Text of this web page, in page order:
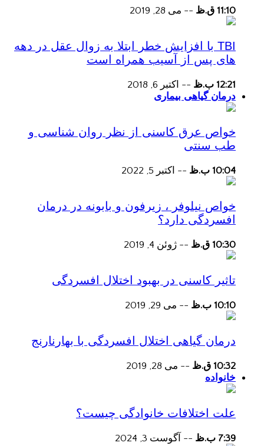
11:10 ق.ظ -- می 28, 2019
TBI با افزایش خطر ابتلا به زوال عقل در دهه
های پس از آسیب همراه است
12:21 ب.ظ -- اکتبر 6, 2018
درمان گیاهی بیماری
خواص عرق کاسنی از نظر روان شناسی و
طب سنتی
10:04 ب.ظ -- اکتبر 5, 2022
خواص نیلوفر ، زیرفون و بابونه در درمان
افسردگی دارد؟
10:30 ق.ظ -- ژوئن 4, 2019
تاثیر کاسنی در بهبود اختلال افسردگی
10:10 ب.ظ -- می 29, 2019
درمان گیاهی اختلال افسردگی با بهارنارنج
10:32 ق.ظ -- می 28, 2019
خانواده
علت اختلافات خانوادگی چیست؟
7:39 ب.ظ -- آگوست 3, 2024